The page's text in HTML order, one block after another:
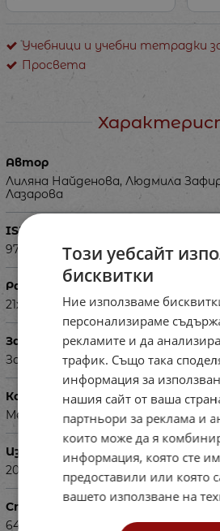
Учебници и учебни тетрадки за
Просвета
Автор
Лиляна Найденова, Людмила
Лазарова
ISBN
9789540141251
Размери в см
21х29 см
За деца на възраст
За ученици в 1 клас
Корица
Мека
Издадена
2021г.
Страници
64
Този уебсайт
бисквитки
Ние използваме
персонализираме
рекламите и да
трафик. Също така
информация за
нашия сайт от ваша
партньори за реклама и
които може да я
информация, която сте им
предоставили или която
вашето използване на